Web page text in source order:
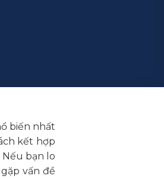
biến nhất
kết hợp
bạn lo
vấn đề